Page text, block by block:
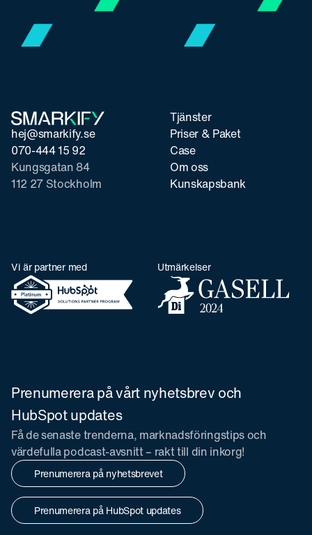
hej@smarkify.se
070-444 15 92
Kungsgatan 84
112 27 Stockholm
Tjänster
Priser & Paket
Case
Om oss
Kunskapsbank
Vi är partner med Utmärkelser
Prenumerera på vårt nyhetsbrev och
HubSpot updates
Få de senaste trenderna, marknadsföringstips och
värdefulla podcast-avsnitt – rakt till din inkorg!
Prenumerera på nyhetsbrevet
Prenumerera på HubSpot updates